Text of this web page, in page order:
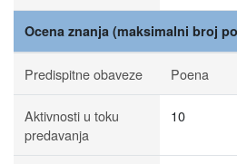
Ocena znanja (maksimalni broj
Predispitne obaveze Poena
Aktivnosti u toku
predavanja
10